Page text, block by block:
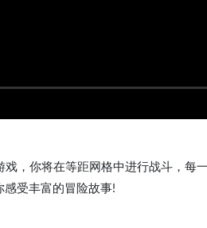
戏，你将在等距网格中进行战斗，
受丰富的冒险故事!